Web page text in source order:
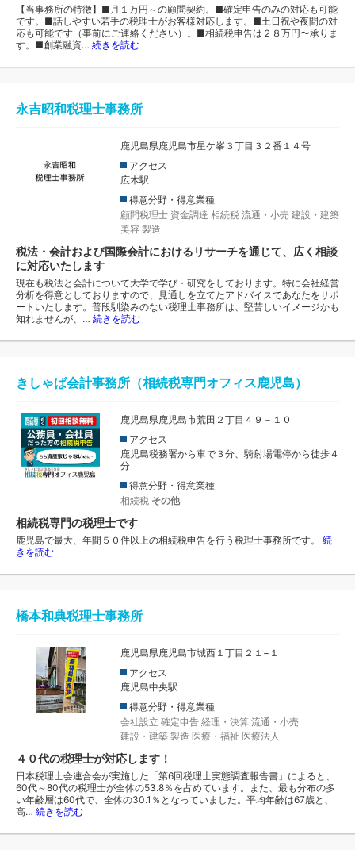
【当事務所の特徴】■月１万円～の顧問契約。■確定申告のみの対応も可能
です。■話しやすい若手の税理士がお客様対応します。■土日祝や夜間の対
応も可能です（事前にご連絡ください）。■相続税申告は２８万円〜承りま
す。■創業融資… 続きを読む
永吉昭和税理士事務所
鹿児島県鹿児島市星ケ峯３丁目３２番１４号
アクセス
広木駅
得意分野・得意業種
顧問税理士 資金調達 相続税 流通・小売 建設・建築
美容 製造
税法・会計および国際会計におけるリサーチを通じて、広く相談
に対応いたします
現在も税法と会計について大学で学び・研究をしております。特に会社経営
分析を得意としておりますので、見通しを立てたアドバイスであなたをサポ
ートいたします。普段馴染みのない税理士事務所は、堅苦しいイメージかも
知れませんが、… 続きを読む
きしゃば会計事務所（相続税専門オフィス鹿児島）
鹿児島県鹿児島市荒田２丁目４９－１０
アクセス
鹿児島税務署から車で３分、騎射場電停から徒歩４
分
得意分野・得意業種
相続税 その他
相続税専門の税理士です
鹿児島で最大、年間５０件以上の相続税申告を行う税理士事務所です。 続
きを読む
橋本和典税理士事務所
鹿児島県鹿児島市城西１丁目２１−１
アクセス
鹿児島中央駅
得意分野・得意業種
会社設立 確定申告 経理・決算 流通・小売
建設・建築 製造 医療・福祉 医療法人
４０代の税理士が対応します！
日本税理士会連合会が実施した「第6回税理士実態調査報告書」によると、
60代～80代の税理士が全体の53.8％を占めています。また、最も分布の多
い年齢層は60代で、全体の30.1％となっていました。平均年齢は67歳と、
高… 続きを読む